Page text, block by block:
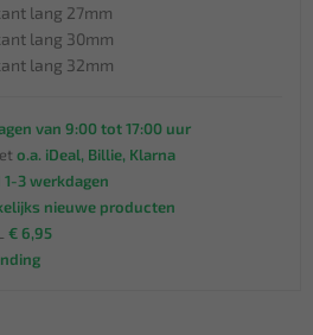
lang 27mm
lang 30mm
lang 32mm
van 9:00 tot 17:00 uur
o.a. iDeal, Billie, Klarna
3 werkdagen
nieuwe producten
€ 6,95